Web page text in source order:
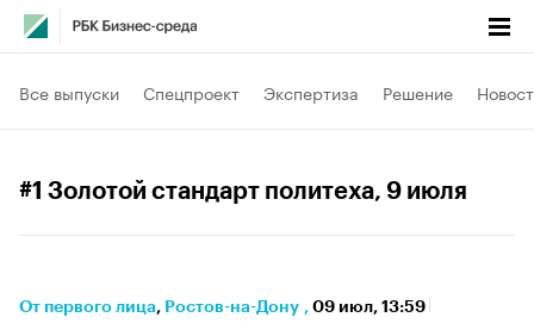
Все выпуски Спецпроект Экспертиза Решение
#1 Золотой стандарт политеха, 9 июля
От первого лица⁠, Ростов-на-Дону , 09 июл, 13:59